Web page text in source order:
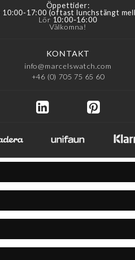
Öppettider:
10:00-17:00 (oftast lunchstängt
Lör 10:00-16:00
Välkomna!
KONTAKT
info@marcelswatch.com
+46 (0) 705 75 65 60